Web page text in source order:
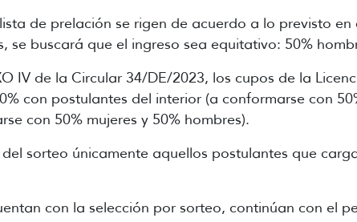
de prelación se rigen de acuerdo a lo previsto
se buscará que el ingreso sea equitativo: 50%
IV de la Circular 34/DE/2023, los cupos de la
con postulantes del interior (a conformarse con
con 50% mujeres y 50% hombres).
sorteo únicamente aquellos postulantes que
con la selección por sorteo, continúan con el